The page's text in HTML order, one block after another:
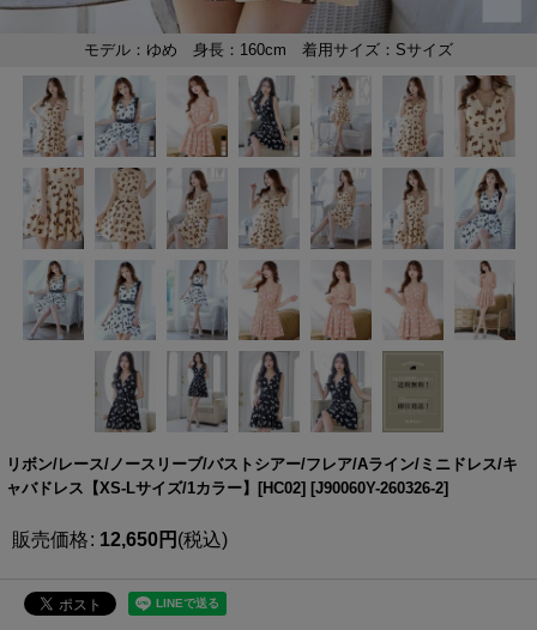
リボン/レース/ノースリーブ/バストシアー/フレア/Aライン/ミニドレス/キ
ャバドレス【XS-Lサイズ/1カラー】[HC02] [J90060Y-260326-2]
販売価格: 12,650円 (税込)